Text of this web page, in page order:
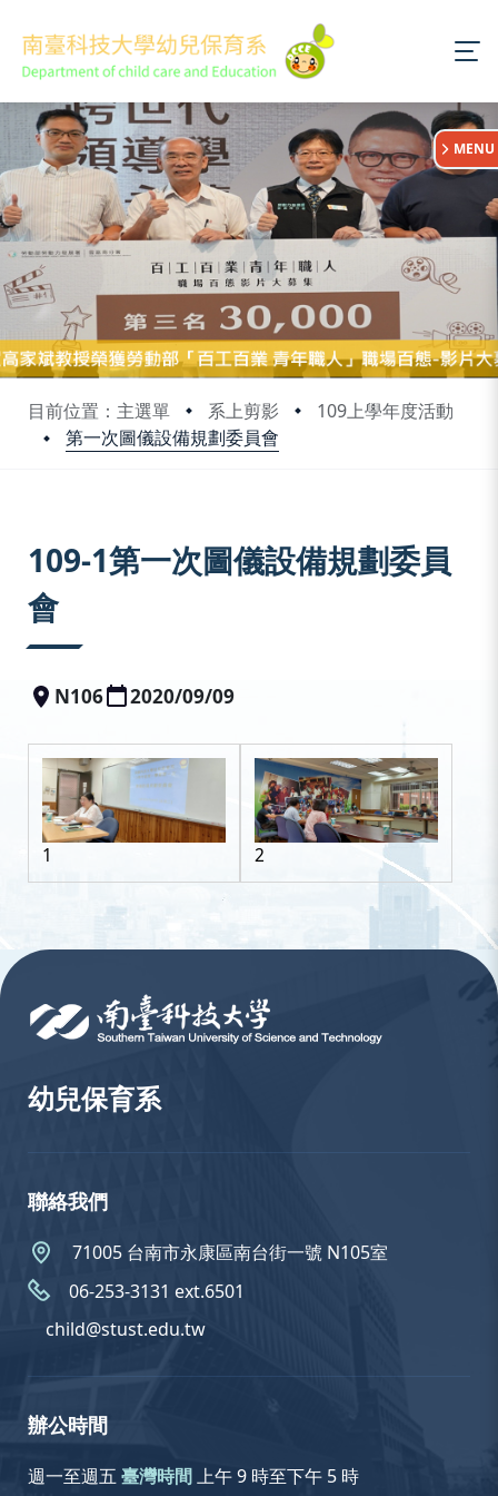
目前位置：主選單 系上剪影
109上學年度活動
第一次圖儀設備規劃委員會
:::
MENU
109-1第一次圖儀設備規劃委員
會
N106 2020/09/09
1 2
幼兒保育系
聯絡我們
71005 台南市永康區南台街一號 N105室
06-253-3131 ext.6501
child@stust.edu.tw
辦公時間
週一至週五 臺灣時間上午 9 時至下午 5 時